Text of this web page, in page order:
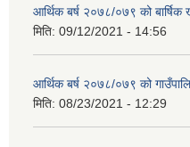
आर्थिक बर्ष २०७८/०७९ को बार्षिक
मिति: 09/12/2021 - 14:56
आर्थिक बर्ष २०७८/०७९ को
मिति: 08/23/2021 - 12:29